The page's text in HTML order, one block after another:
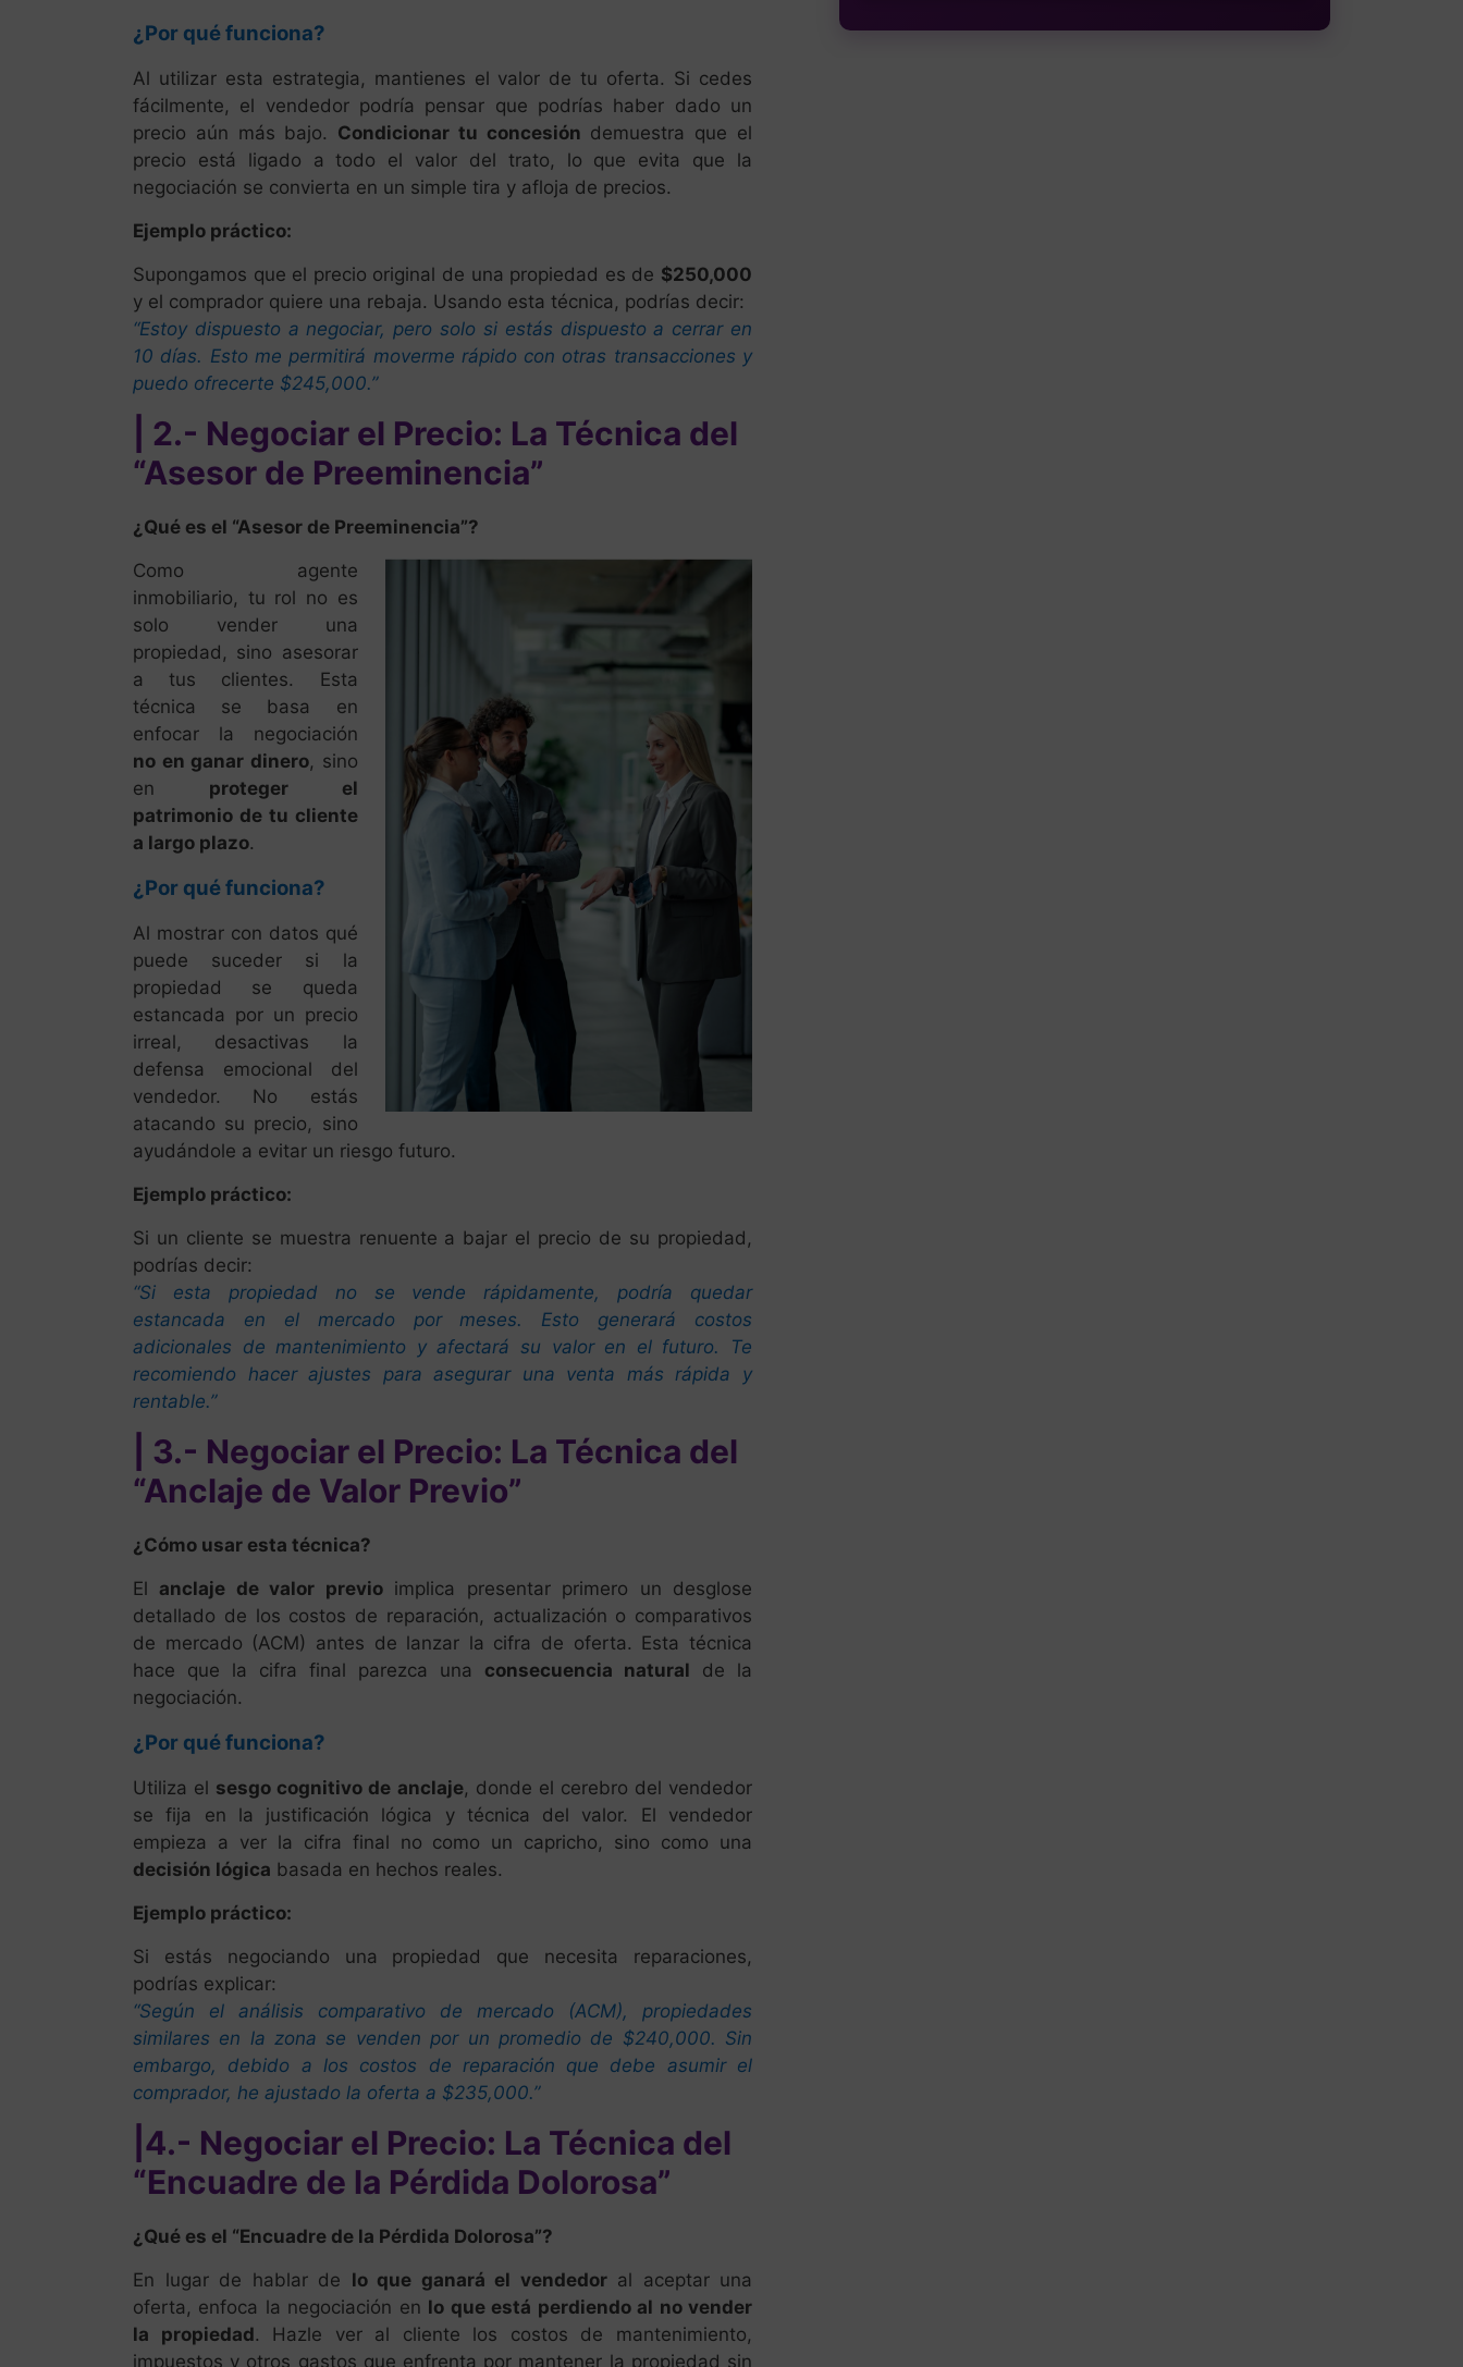
¿Por qué funciona?
Al utilizar esta estrategia, mantienes el valor de tu oferta. Si cedes
fácilmente, el vendedor podría pensar que podrías haber dado un
precio aún más bajo. Condicionar tu concesión demuestra que el
precio está ligado a todo el valor del trato, lo que evita que la
negociación se convierta en un simple tira y afloja de precios.
Ejemplo práctico:
Supongamos que el precio original de una propiedad es de $250,000
y el comprador quiere una rebaja. Usando esta técnica, podrías decir:
“Estoy dispuesto a negociar, pero solo si estás dispuesto a cerrar en
10 días. Esto me permitirá moverme rápido con otras transacciones y
puedo ofrecerte $245,000.”
| 2.- Negociar el Precio: La Técnica del
“Asesor de Preeminencia”
¿Qué es el “Asesor de Preeminencia”?
Como agente
inmobiliario, tu rol no es
solo vender una
propiedad, sino asesorar
a tus clientes. Esta
técnica se basa en
enfocar la negociación
no en ganar dinero, sino
en proteger el
patrimonio de tu cliente
a largo plazo.
¿Por qué funciona?
Al mostrar con datos qué
puede suceder si la
propiedad se queda
estancada por un precio
irreal, desactivas la
defensa emocional del
vendedor. No estás
atacando su precio, sino
ayudándole a evitar un riesgo futuro.
Ejemplo práctico:
Si un cliente se muestra renuente a bajar el precio de su propiedad,
podrías decir:
“Si esta propiedad no se vende rápidamente, podría quedar
estancada en el mercado por meses. Esto generará costos
adicionales de mantenimiento y afectará su valor en el futuro. Te
recomiendo hacer ajustes para asegurar una venta más rápida y
rentable.”
| 3.- Negociar el Precio: La Técnica del
“Anclaje de Valor Previo”
¿Cómo usar esta técnica?
El anclaje de valor previoimplica presentar primero un desglose
detallado de los costos de reparación, actualización o comparativos
de mercado (ACM) antes de lanzar la cifra de oferta. Esta técnica
hace que la cifra final parezca una consecuencia natural de la
negociación.
¿Por qué funciona?
Utiliza el sesgo cognitivo de anclaje, donde el cerebro del vendedor
se fija en la justificación lógica y técnica del valor. El vendedor
empieza a ver la cifra final no como un capricho, sino como una
decisión lógica basada en hechos reales.
Ejemplo práctico:
Si estás negociando una propiedad que necesita reparaciones,
podrías explicar:
“Según el análisis comparativo de mercado (ACM), propiedades
similares en la zona se venden por un promedio de $240,000. Sin
embargo, debido a los costos de reparación que debe asumir el
comprador, he ajustado la oferta a $235,000.”
|4.- Negociar el Precio: La Técnica del
“Encuadre de la Pérdida Dolorosa”
¿Qué es el “Encuadre de la Pérdida Dolorosa”?
En lugar de hablar de lo que ganará el vendedoral aceptar una
oferta, enfoca la negociación en lo que está perdiendo al no vender
la propiedad. Hazle ver al cliente los costos de mantenimiento,
impuestos y otros gastos que enfrenta por mantener la propiedad sin